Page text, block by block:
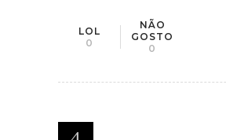
LOL
0
NÃO
GOSTO
0